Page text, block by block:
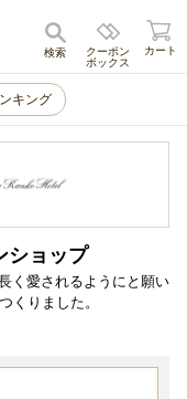
キャンセル
クーポン
ボックス
検索 カート
キング
ショップ
く愛されるようにと願い
くりました。